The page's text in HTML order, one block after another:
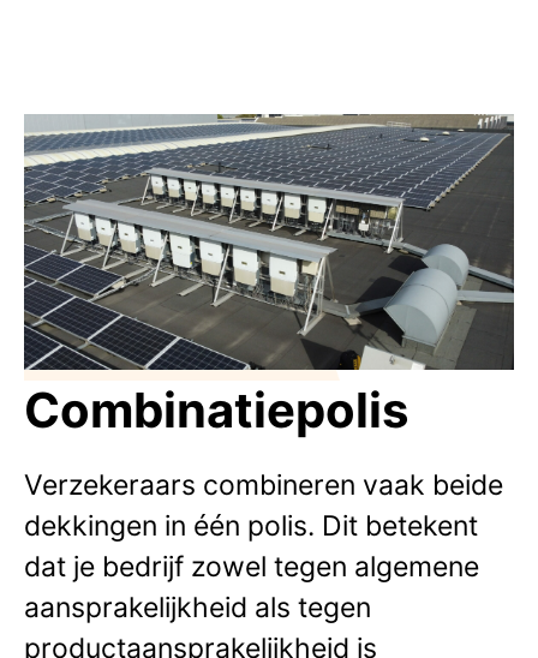
Combinatiepolis
Verzekeraars combineren vaak beide
dekkingen in één polis. Dit betekent
dat je bedrijf zowel tegen algemene
aansprakelijkheid als tegen
productaansprakelijkheid is